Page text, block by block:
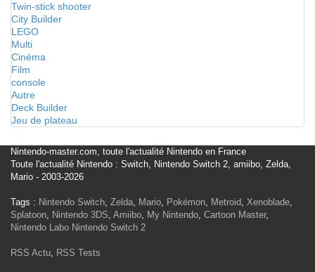
Twin-stick shooter
City Builder
LEGO
Multi
Cinéma
Film
console
Autre
Deck Builder
Jeu de plateau
Nintendo-master.com, toute l'actualité Nintendo en France
Toute l'actualité Nintendo : Switch, Nintendo Switch 2, amiibo, Zelda,
Mario - 2003-2026
Tags : Nintendo Switch, Zelda, Mario, Pokémon, Metroid, Xenoblade,
Splatoon, Nintendo 3DS, Amiibo, My Nintendo, Cartoon Master,
Nintendo Labo Nintendo Switch 2
RSS Actu, RSS Tests